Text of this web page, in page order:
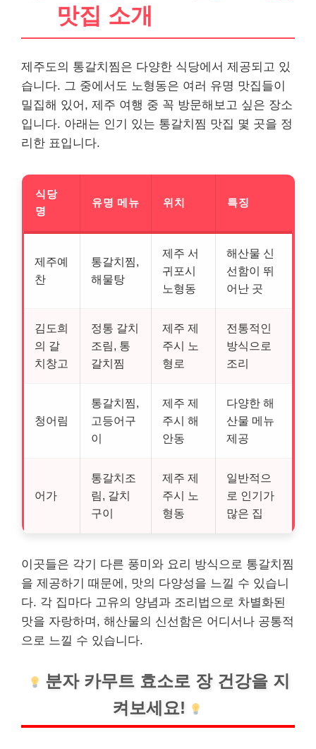
맛집 소개
제주도의 통갈치찜은 다양한 식당에서 제공되고 있
습니다. 그 중에서도 노형동은 여러 유명 맛집들이
밀집해 있어, 제주 여행 중 꼭 방문해보고 싶은 장소
입니다. 아래는 인기 있는 통갈치찜 맛집 몇 곳을 정
리한 표입니다.
식당
명
유명 메뉴 위치 특징
제주예
찬
통갈치찜,
해물탕
제주 서
귀포시
노형동
해산물 신
선함이 뛰
어난 곳
김도희
의 갈
치창고
정통 갈치
조림, 통
갈치찜
제주 제
주시 노
형로
전통적인
방식으로
조리
청어림
통갈치찜,
고등어구
이
제주 제
주시 해
안동
다양한 해
산물 메뉴
제공
어가
통갈치조
림, 갈치
구이
제주 제
주시 노
형동
일반적으
로 인기가
많은 집
이곳들은 각기 다른 풍미와 요리 방식으로 통갈치찜
을 제공하기 때문에, 맛의 다양성을 느낄 수 있습니
다. 각 집마다 고유의 양념과 조리법으로 차별화된
맛을 자랑하며, 해산물의 신선함은 어디서나 공통적
으로 느낄 수 있습니다.
분자 카무트 효소로 장 건강을 지
켜보세요!